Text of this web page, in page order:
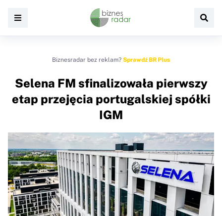
Biznesradar bez reklam? Sprawdź BR Plus
Selena FM sfinalizowała pierwszy
etap przejęcia portugalskiej spółki
IGM